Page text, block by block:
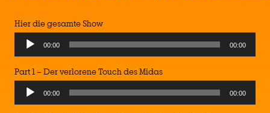
Hier die gesamte Show
00:00 00:00
Part 1 – Der verlorene Touch des Midas
00:00 00:00